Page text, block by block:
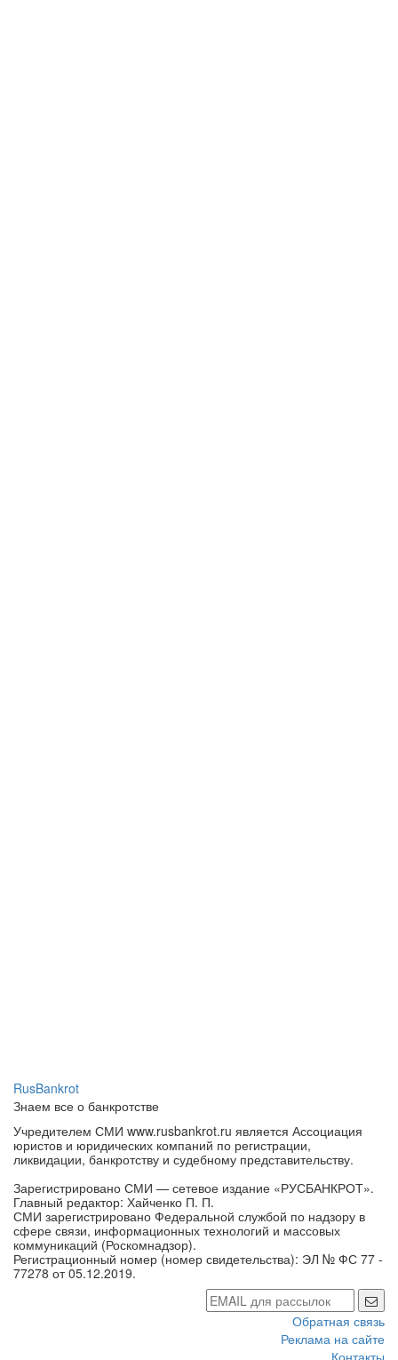
RusBankrot
Знаем все о банкротстве
Учредителем СМИ www.rusbankrot.ru является Ассоциация
юристов и юридических компаний по регистрации,
ликвидации, банкротству и судебному представительству.
Зарегистрировано СМИ — сетевое издание «РУСБАНКРОТ».
Главный редактор: Хайченко П. П.
СМИ зарегистрировано Федеральной службой по надзору в
сфере связи, информационных технологий и массовых
коммуникаций (Роскомнадзор).
Регистрационный номер (номер свидетельства): ЭЛ № ФС 77 -
77278 от 05.12.2019.
Обратная связь
Реклама на сайте